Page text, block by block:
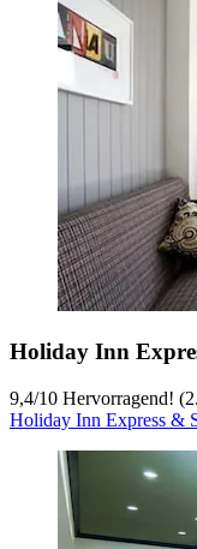
Holiday Inn
9,4/10 Hervorragend!
Holiday Inn Express &